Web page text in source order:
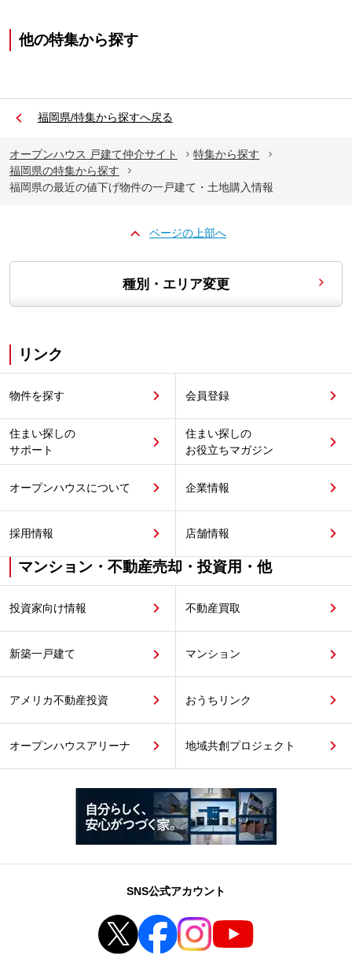
他の特集から探す
福岡県/特集から探すへ戻る
オープンハウス 戸建て仲介サイト
特集から探す
福岡県の特集から探す
福岡県の最近の値下げ物件の一戸建て・土地購入情報
ページの上部へ
種別・エリア変更
リンク
物件を探す 会員登録
住まい探しの
サポート
住まい探しの
お役立ちマガジン
オープンハウスについて 企業情報
採用情報 店舗情報
マンション・不動産売却・投資用・他
投資家向け情報 不動産買取
新築一戸建て マンション
アメリカ不動産投資 おうちリンク
オープンハウスアリーナ 地域共創プロジェクト
SNS公式アカウント